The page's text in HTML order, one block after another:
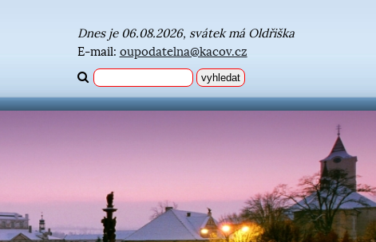
Dnes je 06.08.2026, svátek má Oldřiška
E-mail: oupodatelna@kacov.cz